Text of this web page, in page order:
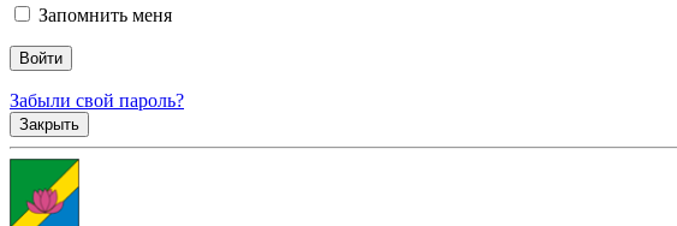
Запомнить меня
Забыли свой пароль?
Закрыть